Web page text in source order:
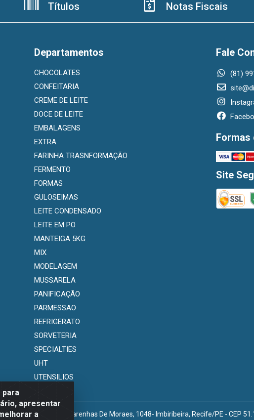
para
apresentar
a
Títulos Notas Fiscais
Departamentos
CHOCOLATES
CONFEITARIA
CREME DE LEITE
DOCE DE LEITE
EMBALAGENS
EXTRA
FARINHA TRASNFORMAÇÃO
FERMENTO
FORMAS
GULOSEIMAS
LEITE CONDENSADO
LEITE EM PO
MANTEIGA 5KG
MIX
MODELAGEM
MUSSARELA
PANIFICAÇÃO
PARMESSAO
REFRIGERATO
SORVETERIA
SPECIALTIES
UHT
UTENSILIOS
Fale
(81)
Formas
Site
Marechal Mascarenhas De Moraes, 1048- Imbiribeira, Recife/PE - CEP